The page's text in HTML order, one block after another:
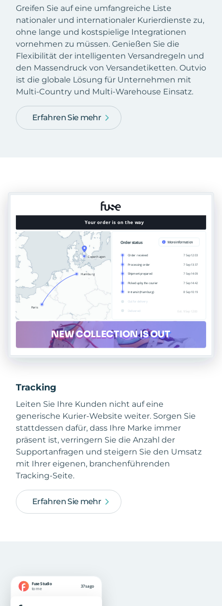
Greifen Sie auf eine umfangreiche Liste
nationaler und internationaler Kurierdienste zu,
ohne lange und kostspielige Integrationen
vornehmen zu müssen. Genießen Sie die
Flexibilität der intelligenten Versandregeln und
den Massendruck von Versandetiketten. Outvio
ist die globale Lösung für Unternehmen mit
Multi-Country und Multi-Warehouse Einsatz.
Erfahren Sie mehr
Tracking
Leiten Sie Ihre Kunden nicht auf eine
generische Kurier-Website weiter. Sorgen Sie
stattdessen dafür, dass Ihre Marke immer
präsent ist, verringern Sie die Anzahl der
Supportanfragen und steigern Sie den Umsatz
mit Ihrer eigenen, branchenführenden
Tracking-Seite.
Erfahren Sie mehr